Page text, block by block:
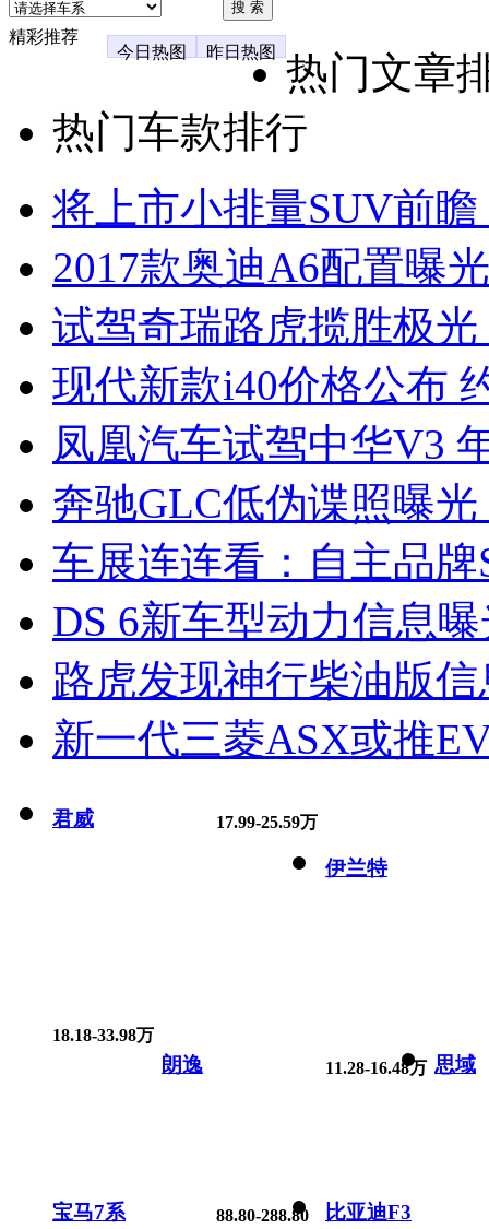
精彩推荐
今日热图
昨日热图
热门文章
热门车款排行
将上市小排量SUV前
2017款奥迪A6配置曝
试驾奇瑞路虎揽胜极
现代新款i40价格公布
凤凰汽车试驾中华V3
奔驰GLC低伪谍照曝
车展连连看：自主品牌
DS 6新车型动力信息
路虎发现神行柴油版
新一代三菱ASX或推
君威 17.99-25.59万
伊兰特
18.18-33.98万
朗逸 11.28-16.48万 思域
宝马7系
88.80-288.80
比亚迪F3